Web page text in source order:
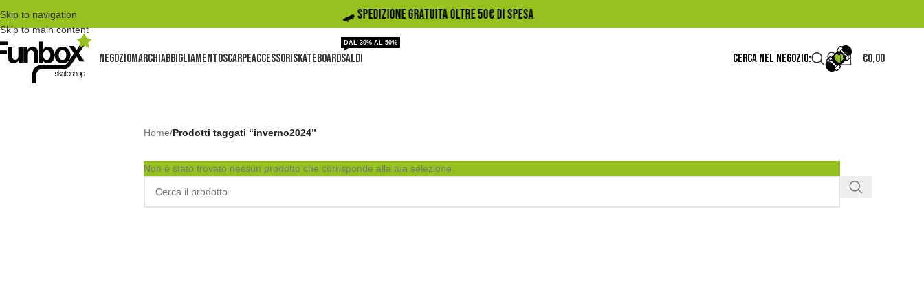
Skip to navigation
Skip to main content
🛹️ SPEDIZIONE GRATUITA OLTRE 50€ DI SPESA
NEGOZIOMARCHIABBIGLIAMENTOSCARPEACCESSORISKATEBOARDSALDI
DAL 30% AL 50%
CERCA NEL NEGOZIO: €0,00
Home/Prodotti taggati “inverno2024”
Non è stato trovato nessun prodotto che corrisponde alla tua selezione.